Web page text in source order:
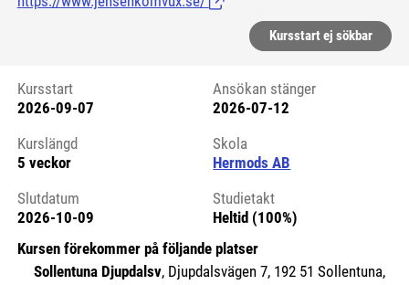
Kursstart ej sökbar
Kursstart 6179287
Kursstart
2026-09-07
Ansökan stänger
2026-07-12
Kurslängd
5 veckor
Skola
Hermods AB
Slutdatum
2026-10-09
Studietakt
Heltid (100%)
Kursen förekommer på följande platser
Sollentuna Djupdalsv, Djupdalsvägen 7, 192 51 Sollentuna,